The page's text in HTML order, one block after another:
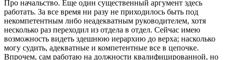
Про начальство. Еще один существенный аргумент здесь
работать. За все время ни разу не приходилось быть под
некомпетентным либо неадекватным руководителем, хотя
несколько раз переходил из отдела в отдел. Сейчас имею
возможность видеть здешнюю иерархию до верха; насколько
могу судить, адекватные и компетентные все в цепочке.
Впрочем, сам работаю на должности квалифицированной, но